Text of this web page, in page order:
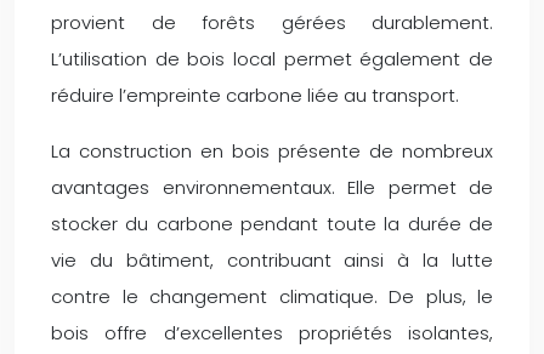
provient de forêts gérées durablement.
L’utilisation de bois local permet également de
réduire l’empreinte carbone liée au transport.
La construction en bois présente de nombreux
avantages environnementaux. Elle permet de
stocker du carbone pendant toute la durée de
vie du bâtiment, contribuant ainsi à la lutte
contre le changement climatique. De plus, le
bois offre d’excellentes propriétés isolantes,